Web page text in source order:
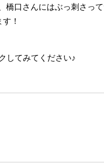
橋口さんにはぶっ刺さっ
！
してみてください♪